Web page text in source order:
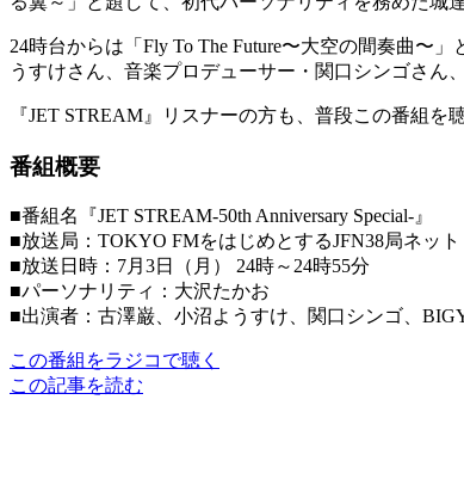
24時台からは「Fly To The Future〜大空の間奏曲〜
うすけさん、音楽プロデューサー・関口シンゴさん
『JET STREAM』リスナーの方も、普段この番組
番組概要
■番組名『JET STREAM-50th Anniversary Special-』
■放送局：TOKYO FMをはじめとするJFN38局ネット
■放送日時：7月3日（月） 24時～24時55分
■パーソナリティ：大沢たかお
■出演者：古澤巌、小沼ようすけ、関口シンゴ、
この番組をラジコで聴く
この記事を読む